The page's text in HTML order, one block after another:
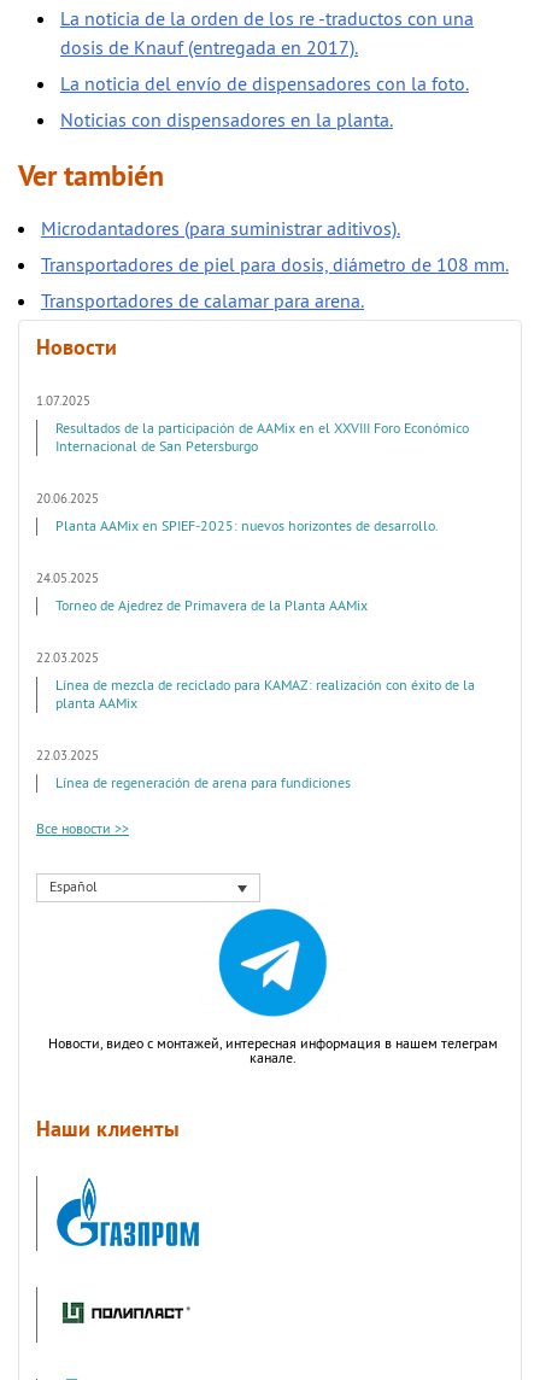
La noticia de la orden de los re -traductos con una
dosis de Knauf (entregada en 2017).
La noticia del envío de dispensadores con la foto.
Noticias con dispensadores en la planta.
Ver también
Microdantadores (para suministrar aditivos).
Transportadores de piel para dosis, diámetro de 108 mm.
Transportadores de calamar para arena.
Новости
1.07.2025
Resultados de la participación de AAMix en el XXVIII Foro Económico
Internacional de San Petersburgo
20.06.2025
Planta AAMix en SPIEF-2025: nuevos horizontes de desarrollo.
24.05.2025
Torneo de Ajedrez de Primavera de la Planta AAMix
22.03.2025
Línea de mezcla de reciclado para KAMAZ: realización con éxito de la
planta AAMix
22.03.2025
Línea de regeneración de arena para fundiciones
Все новости >>
Español
Новости, видео с монтажей, интересная информация в нашем телеграм
канале.
Наши клиенты